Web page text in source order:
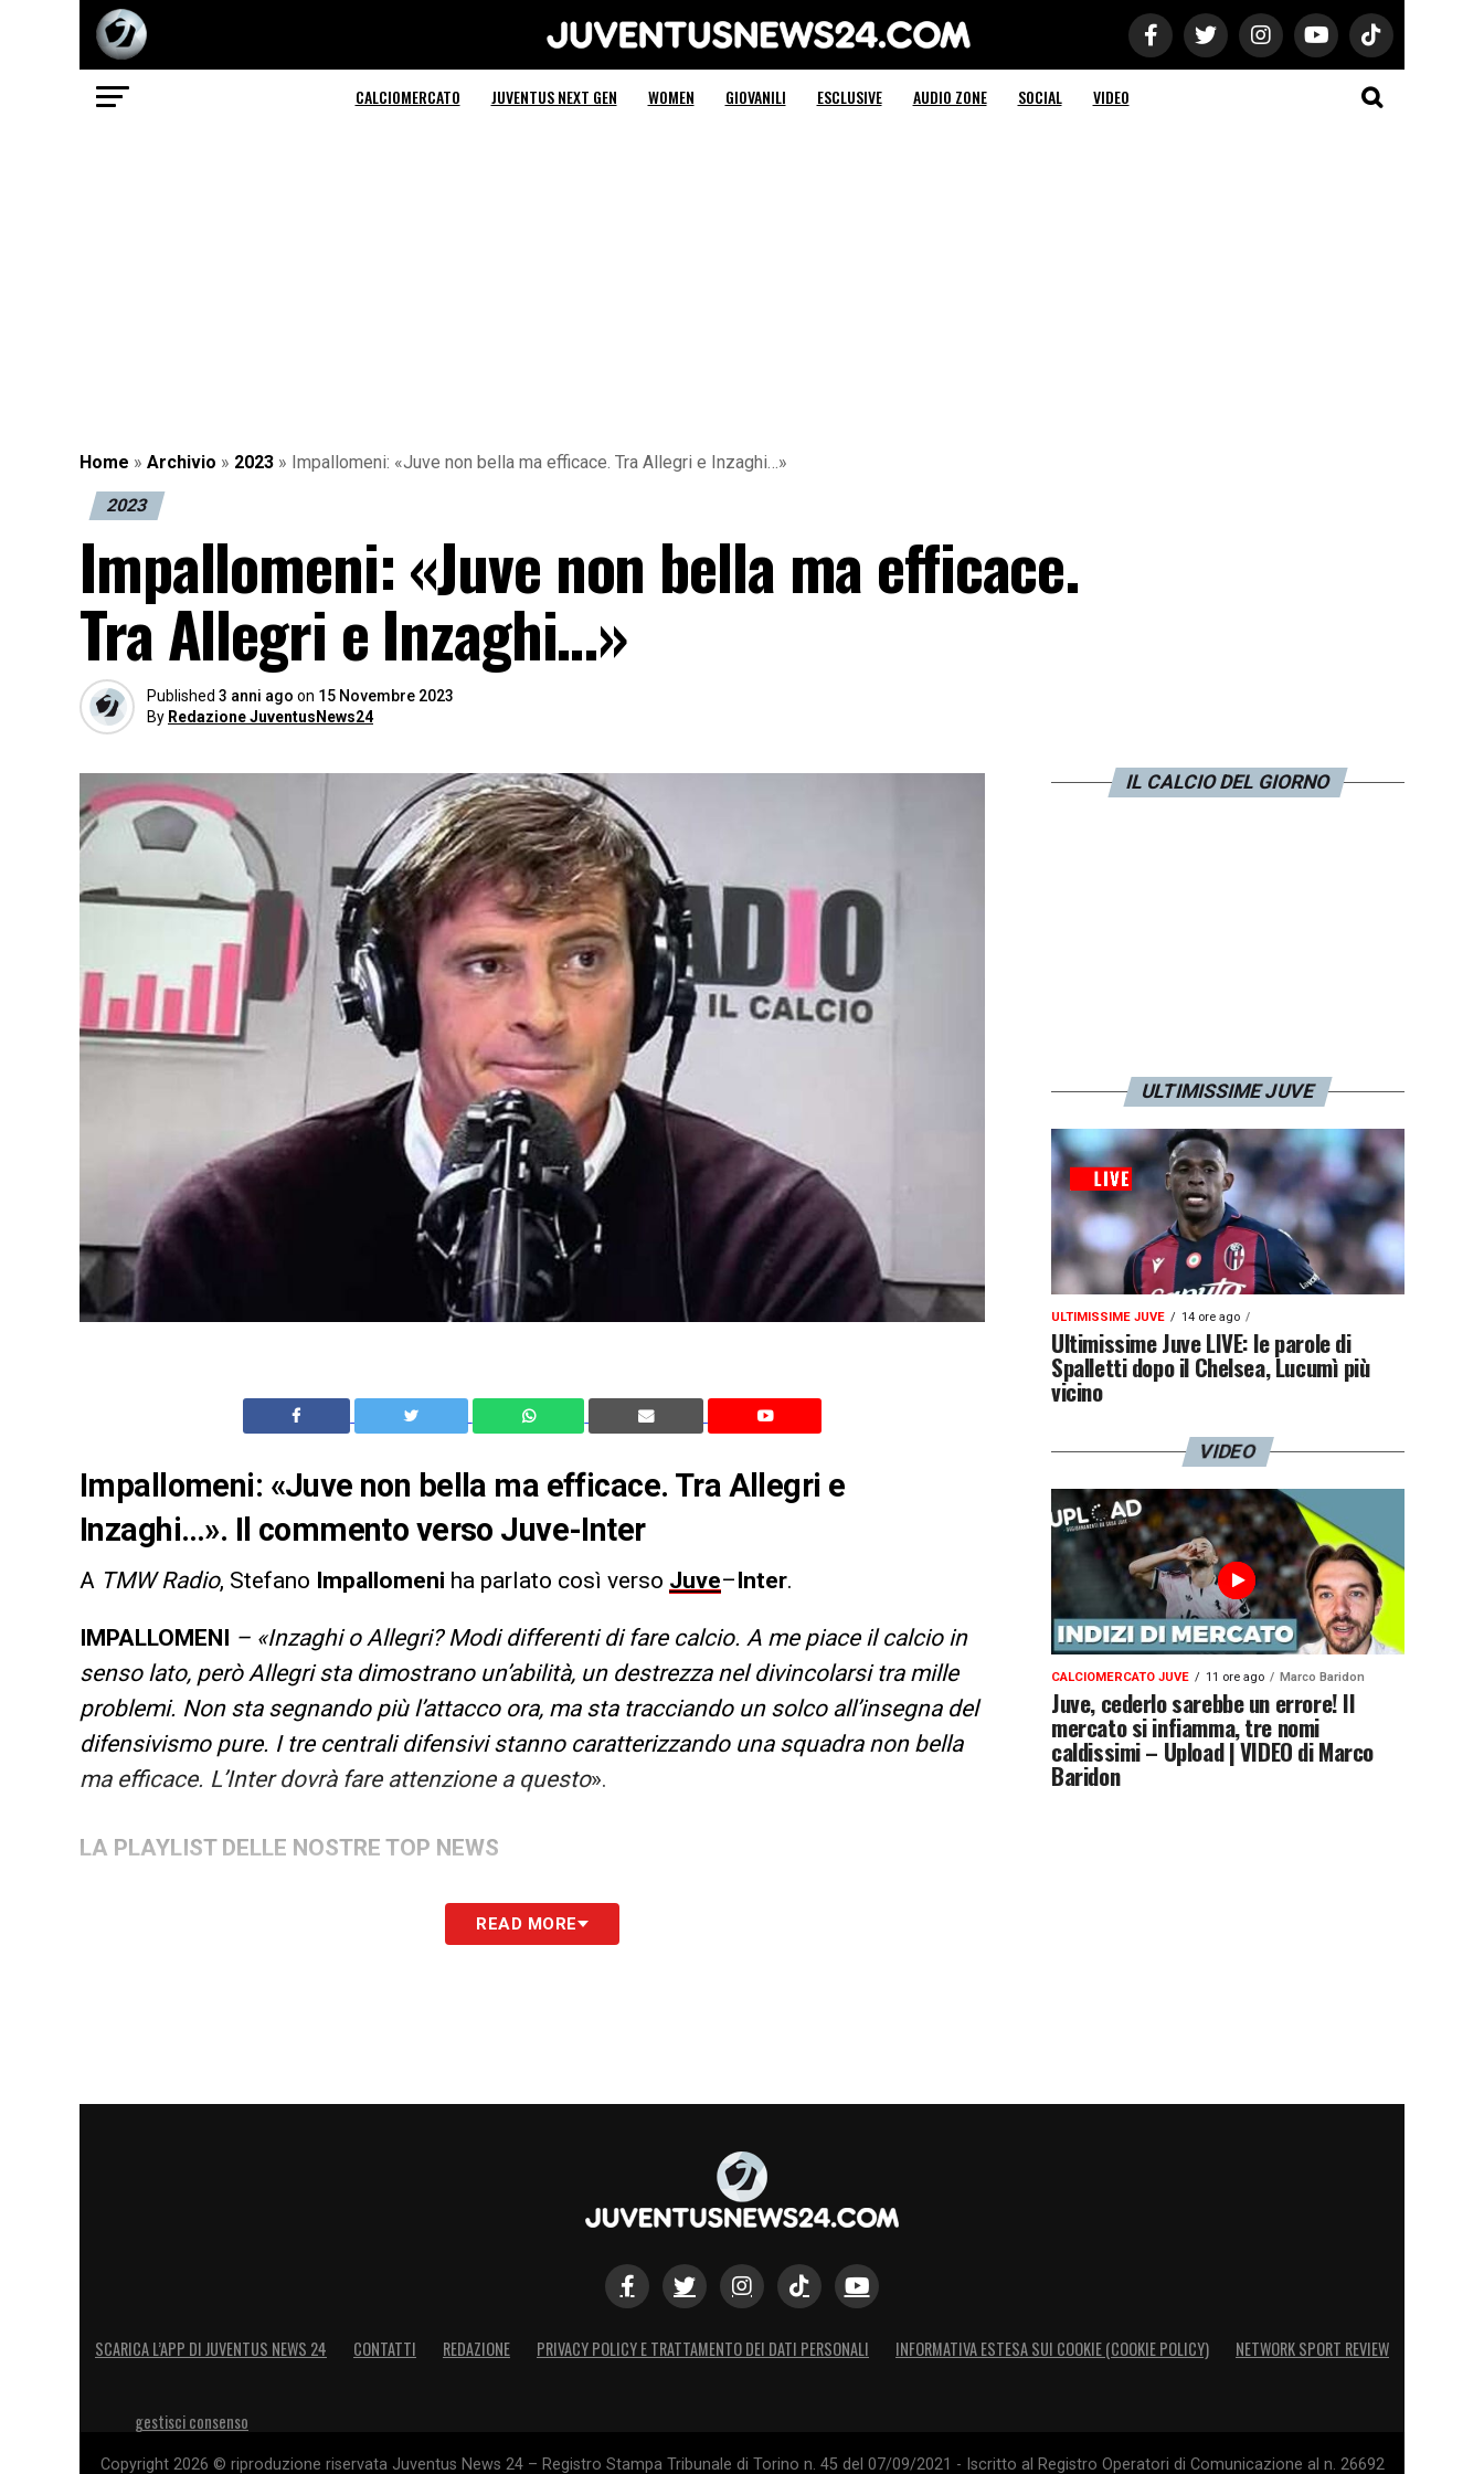
Juventus News 24
CALCIOMERCATO JUVENTUS NEXT GEN WOMEN GIOVANILI ESCLUSIVE AUDIO ZONE SOCIAL VIDEO
Home » Archivio » 2023 » Impallomeni: «Juve non bella ma efficace. Tra Allegri e Inzaghi…»
2023
Impallomeni: «Juve non bella ma efficace.
Tra Allegri e Inzaghi…»
Published 3 anni ago on 15 Novembre 2023
By Redazione JuventusNews24
Impallomeni: «Juve non bella ma efficace. Tra Allegri e
Inzaghi…». Il commento verso Juve-Inter
A TMW Radio, Stefano Impallomeni ha parlato così verso Juve–Inter.
IMPALLOMENI – «Inzaghi o Allegri? Modi differenti di fare calcio. A me piace il calcio in
senso lato, però Allegri sta dimostrano un’abilità, un destrezza nel divincolarsi tra mille
problemi. Non sta segnando più l’attacco ora, ma sta tracciando un solco all’insegna del
difensivismo pure. I tre centrali difensivi stanno caratterizzando una squadra non bella
ma efficace. L’Inter dovrà fare attenzione a questo».
LA PLAYLIST DELLE NOSTRE TOP NEWS
READ MORE
IL CALCIO DEL GIORNO
ULTIMISSIME JUVE
ULTIMISSIME JUVE 14 ore ago
Ultimissime Juve LIVE: le parole di
Spalletti dopo il Chelsea, Lucumì più
vicino
VIDEO
CALCIOMERCATO JUVE 11 ore ago Marco Baridon
Juve, cederlo sarebbe un errore! Il
mercato si infiamma, tre nomi
caldissimi – Upload | VIDEO di Marco
Baridon
SCARICA L’APP DI JUVENTUS NEWS 24 CONTATTI REDAZIONE PRIVACY POLICY E TRATTAMENTO DEI DATI PERSONALI INFORMATIVA ESTESA SUI COOKIE (COOKIE POLICY) NETWORK SPORT REVIEW
gestisci consenso
Copyright 2026 © riproduzione riservata Juventus News 24 – Registro Stampa Tribunale di Torino n. 45 del 07/09/2021 - Iscritto al Registro Operatori di Comunicazione al n. 26692